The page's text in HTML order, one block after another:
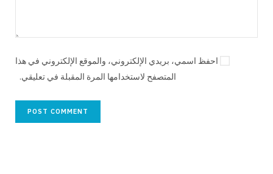
احفظ اسمي، بريدي الإلكتروني، والموقع الإلكتروني في هذا
المتصفح لاستخدامها المرة المقبلة في تعليقي.